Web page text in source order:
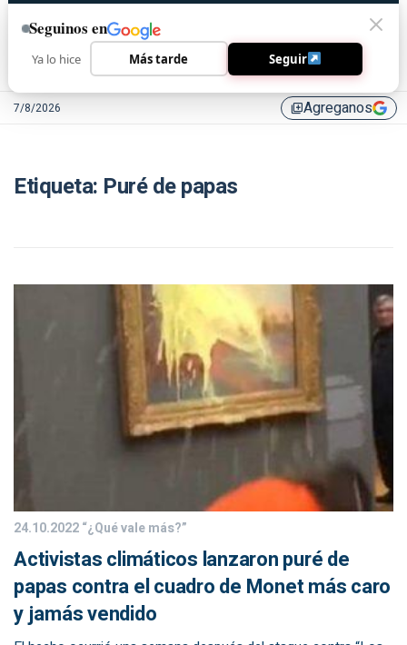
7/8/2026 library_addAgreganos
Etiqueta: Puré de papas
24.10.2022“¿Qué vale más?”
Activistas climáticos lanzaron puré de
papas contra el cuadro de Monet más caro
y jamás vendido
Seguinos en
Ya lo hice Más tarde Seguir